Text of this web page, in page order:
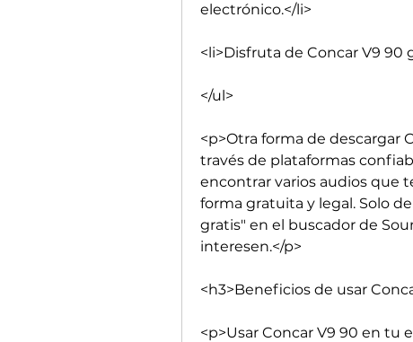
electrónico.</li>
<li>Disfruta de Concar V9 90
</ul>
<p>Otra forma de descargar
través de plataformas
encontrar varios audios que
forma gratuita y legal. Solo
gratis" en el buscador de
interesen.</p>
<h3>Beneficios de usar
<p>Usar Concar V9 90 en tu